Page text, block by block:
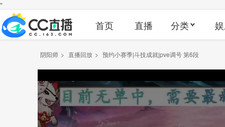
"
首页 直播 分类
阴阳师 > 直播回放 > 预约小赛季|斗技成就|pve调号 第6段